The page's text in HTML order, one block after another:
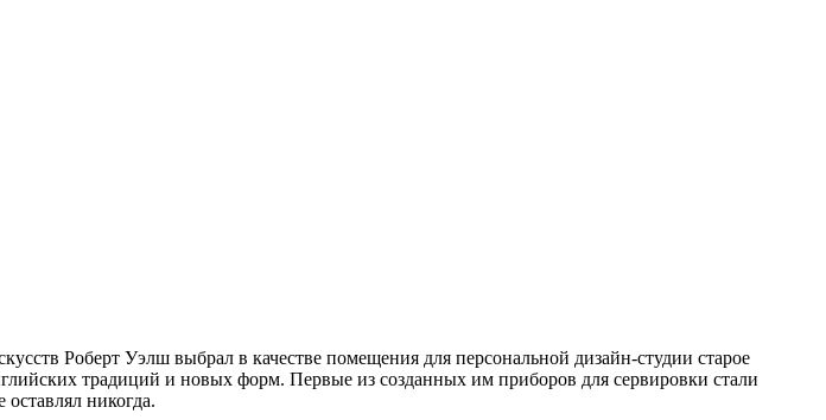
Роберт Уэлш выбрал в качестве помещения для персональной дизайн-студии старое
традиций и новых форм. Первые из созданных им приборов для сервировки стали
никогда.